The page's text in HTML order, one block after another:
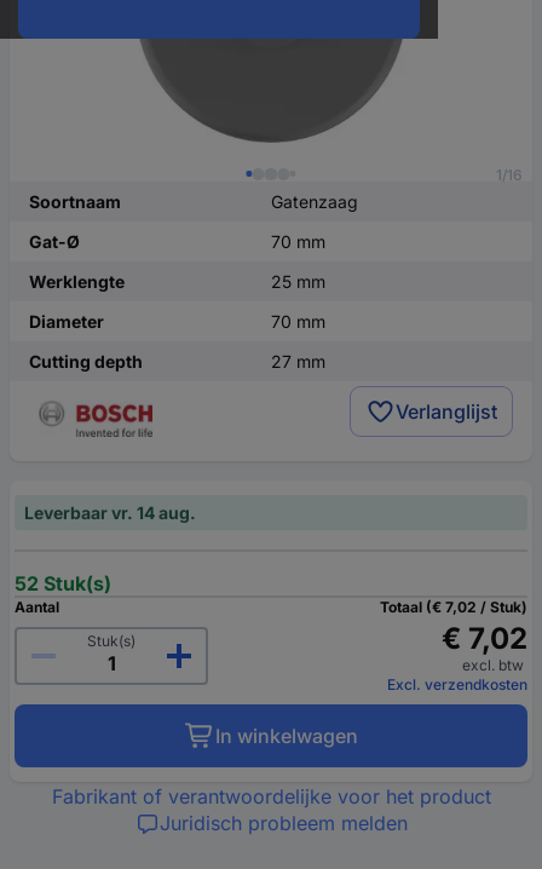
1/16
Soortnaam
Gatenzaag
Gat-Ø
70 mm
Werklengte
25 mm
Diameter
70 mm
Cutting depth
27 mm
Verlanglijst
Leverbaar vr. 14 aug.
52 Stuk(s)
Aantal
Stuk(s)
Totaal (€ 7,02 / Stuk)
€ 7,02
excl. btw
Excl. verzendkosten
In winkelwagen
Fabrikant of verantwoordelijke voor het product
Juridisch probleem melden